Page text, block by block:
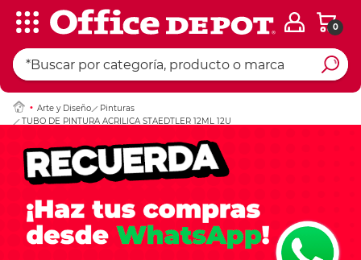
0
Arte y Diseño
Pinturas
TUBO DE PINTURA ACRILICA STAEDTLER 12ML 12U
Ingresar Codigo